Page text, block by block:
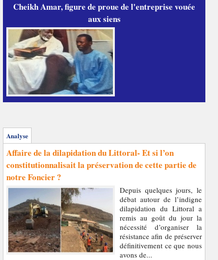
Cheikh Amar, figure de proue de l'entreprise vouée
aux siens
Analyse
Affaire de la dilapidation du Littoral- Et si l’on
constitutionnalisait la préservation de cette partie de
notre Foncier ?
Depuis quelques jours, le
débat autour de l’indigne
dilapidation du Littoral a
remis au goût du jour la
nécessité d’organiser la
résistance afin de préserver
définitivement ce que nous
avons de...